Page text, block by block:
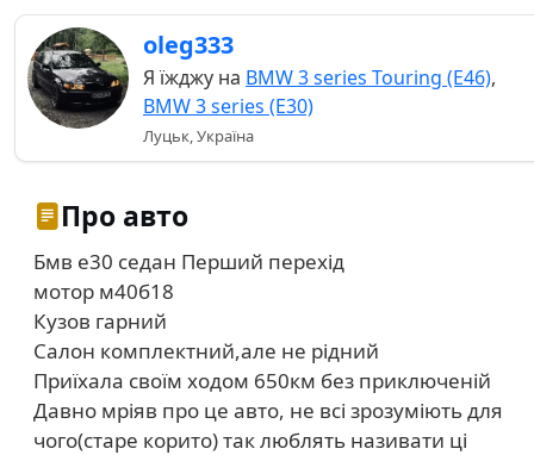
oleg333
Я їжджу на BMW 3 series Touring (E46),
BMW 3 series (E30)
Луцьк, Україна
Про авто
Бмв е30 седан Перший перехід
мотор м40б18
Кузов гарний
Салон комплектний,але не рідний
Приїхала своїм ходом 650км без приключеній
Давно мріяв про це авто, не всі зрозуміють для
чого(старе корито) так люблять називати ці